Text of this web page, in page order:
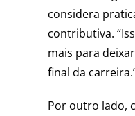
considera
contributiva.
mais para
final da
Por outro lado,